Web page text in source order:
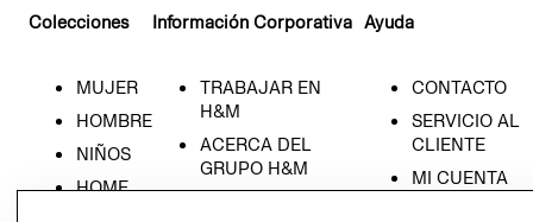
Colecciones
MUJER
HOMBRE
NIÑOS
HOME
Información Corporativa
TRABAJAR EN
H&M
ACERCA DEL
GRUPO H&M
Ayuda
CONTACTO
SERVICIO AL
CLIENTE
MI CUENTA